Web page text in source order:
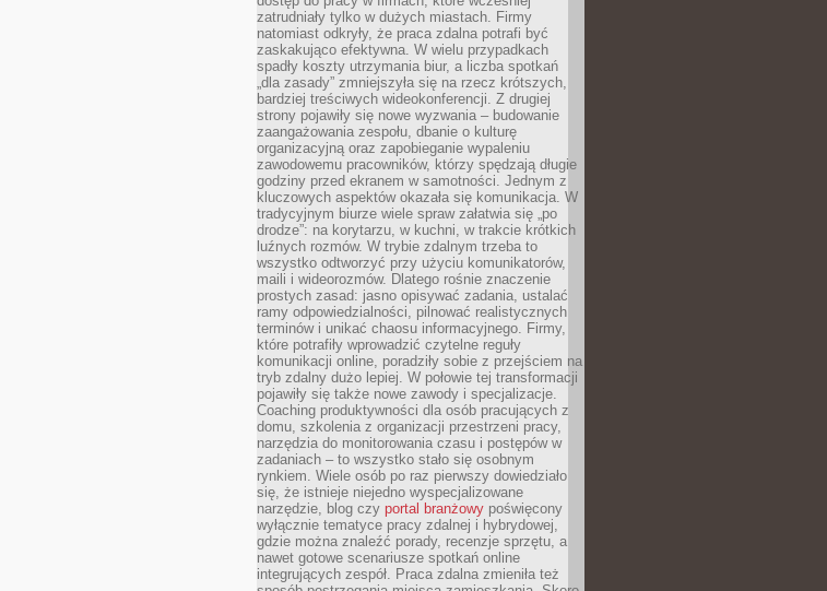
zatrudniały tylko w dużych miastach. Firmy
natomiast odkryły, że praca zdalna potrafi być
zaskakująco efektywna. W wielu przypadkach
spadły koszty utrzymania biur, a liczba spotkań
„dla zasady” zmniejszyła się na rzecz krótszych,
bardziej treściwych wideokonferencji. Z drugiej
strony pojawiły się nowe wyzwania – budowanie
zaangażowania zespołu, dbanie o kulturę
organizacyjną oraz zapobieganie wypaleniu
zawodowemu pracowników, którzy spędzają długie
godziny przed ekranem w samotności. Jednym z
kluczowych aspektów okazała się komunikacja. W
tradycyjnym biurze wiele spraw załatwia się „po
drodze”: na korytarzu, w kuchni, w trakcie krótkich
luźnych rozmów. W trybie zdalnym trzeba to
wszystko odtworzyć przy użyciu komunikatorów,
maili i wideorozmów. Dlatego rośnie znaczenie
prostych zasad: jasno opisywać zadania, ustalać
ramy odpowiedzialności, pilnować realistycznych
terminów i unikać chaosu informacyjnego. Firmy,
które potrafiły wprowadzić czytelne reguły
komunikacji online, poradziły sobie z przejściem na
tryb zdalny dużo lepiej. W połowie tej transformacji
pojawiły się także nowe zawody i specjalizacje.
Coaching produktywności dla osób pracujących z
domu, szkolenia z organizacji przestrzeni pracy,
narzędzia do monitorowania czasu i postępów w
zadaniach – to wszystko stało się osobnym
rynkiem. Wiele osób po raz pierwszy dowiedziało
się, że istnieje niejedno wyspecjalizowane
narzędzie, blog czy portal branżowy poświęcony
wyłącznie tematyce pracy zdalnej i hybrydowej,
gdzie można znaleźć porady, recenzje sprzętu, a
nawet gotowe scenariusze spotkań online
integrujących zespół. Praca zdalna zmieniła też